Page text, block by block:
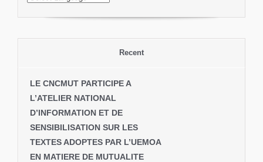
Recent
LE CNCMUT PARTICIPE A
L’ATELIER NATIONAL
D’INFORMATION ET DE
SENSIBILISATION SUR LES
TEXTES ADOPTES PAR L’UEMOA
EN MATIERE DE MUTUALITE